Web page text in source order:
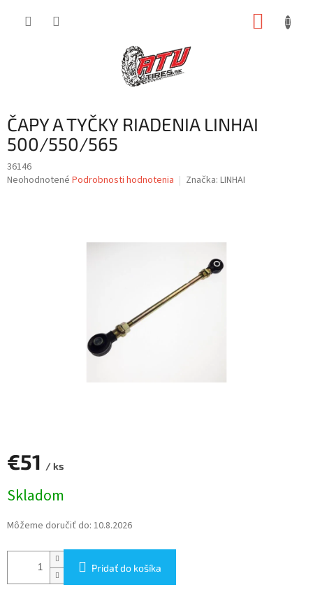
ČAPY A TYČKY RIADENIA LINHAI
500/550/565
36146
Priemerné
Neohodnotené Podrobnosti hodnotenia Značka: LINHAI
€51 / ks
cena:
Skladom
Môžeme doručiť do: 10.8.2026
Pridať do košíka